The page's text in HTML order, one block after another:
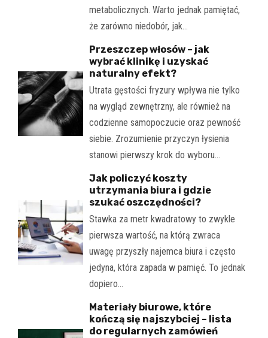
metabolicznych. Warto jednak pamiętać,
że zarówno niedobór, jak…
Przeszczep włosów – jak
wybrać klinikę i uzyskać
naturalny efekt?
Utrata gęstości fryzury wpływa nie tylko
na wygląd zewnętrzny, ale również na
codzienne samopoczucie oraz pewność
siebie. Zrozumienie przyczyn łysienia
stanowi pierwszy krok do wyboru…
Jak policzyć koszty
utrzymania biura i gdzie
szukać oszczędności?
Stawka za metr kwadratowy to zwykle
pierwsza wartość, na którą zwraca
uwagę przyszły najemca biura i często
jedyna, która zapada w pamięć. To jednak
dopiero…
Materiały biurowe, które
kończą się najszybciej – lista
do regularnych zamówień